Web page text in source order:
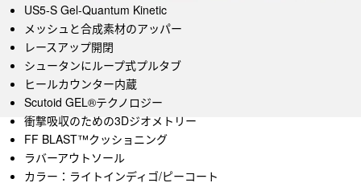
US5-S Gel-Quantum Kinetic
メッシュと合成素材のアッパー
レースアップ開閉
シュータンにループ式プルタブ
ヒールカウンター内蔵
Scutoid GEL®テクノロジー
衝撃吸収のための3Dジオメトリー
FF BLAST™クッショニング
ラバーアウトソール
カラー：ライトインディゴ/ピーコート